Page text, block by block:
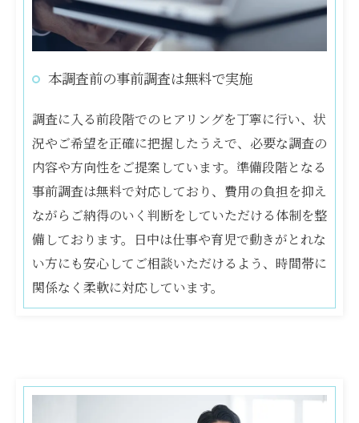
本調査前の事前調査は無料で実施
調査に入る前段階でのヒアリングを丁寧に行い、状
況やご希望を正確に把握したうえで、必要な調査の
内容や方向性をご提案しています。準備段階となる
事前調査は無料で対応しており、費用の負担を抑え
ながらご納得のいく判断をしていただける体制を整
備しております。日中は仕事や育児で動きがとれな
い方にも安心してご相談いただけるよう、時間帯に
関係なく柔軟に対応しています。
お気軽にお問い合わせください